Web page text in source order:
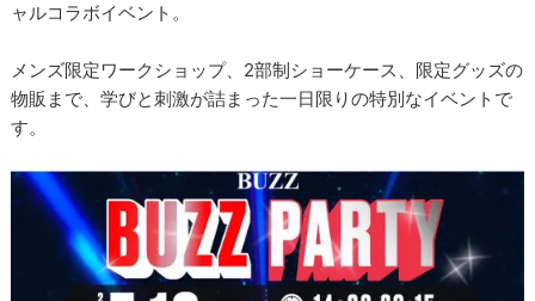
ャルコラボイベント。
メンズ限定ワークショップ、2部制ショーケース、限定グッズの
物販まで、学びと刺激が詰まった一日限りの特別なイベントで
す。